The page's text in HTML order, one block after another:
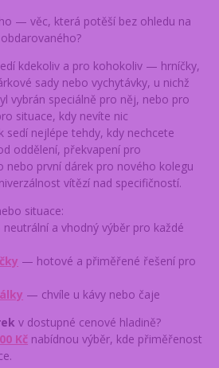
— věc, která potěší bez ohledu na
kdekoliv a pro kohokoliv — hrníčky,
sady nebo vychytávky, u nichž
vybrán speciálně pro něj, nebo pro
situace, kdy nevíte nic
sedí nejlépe tehdy, kdy nechcete
oddělení, překvapení pro
nebo první dárek pro nového kolegu
vítězí nad specifičností.
situace:
a vhodný výběr pro každé
— hotové a přiměřené řešení pro
— chvíle u kávy nebo čaje
v dostupné cenové hladině?
Kč nabídnou výběr, kde přiměřenost